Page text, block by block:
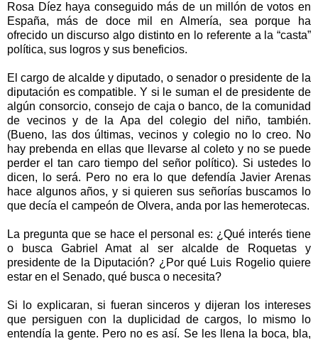
Rosa Díez haya conseguido más de un millón de votos en
España, más de doce mil en Almería, sea porque ha
ofrecido un discurso algo distinto en lo referente a la “casta”
política, sus logros y sus beneficios.
El cargo de alcalde y diputado, o senador o presidente de la
diputación es compatible. Y si le suman el de presidente de
algún consorcio, consejo de caja o banco, de la comunidad
de vecinos y de la Apa del colegio del niño, también.
(Bueno, las dos últimas, vecinos y colegio no lo creo. No
hay prebenda en ellas que llevarse al coleto y no se puede
perder el tan caro tiempo del señor político). Si ustedes lo
dicen, lo será. Pero no era lo que defendía Javier Arenas
hace algunos años, y si quieren sus señorías buscamos lo
que decía el campeón de Olvera, anda por las hemerotecas.
La pregunta que se hace el personal es: ¿Qué interés tiene
o busca Gabriel Amat al ser alcalde de Roquetas y
presidente de la Diputación? ¿Por qué Luis Rogelio quiere
estar en el Senado, qué busca o necesita?
Si lo explicaran, si fueran sinceros y dijeran los intereses
que persiguen con la duplicidad de cargos, lo mismo lo
entendía la gente. Pero no es así. Se les llena la boca, bla,